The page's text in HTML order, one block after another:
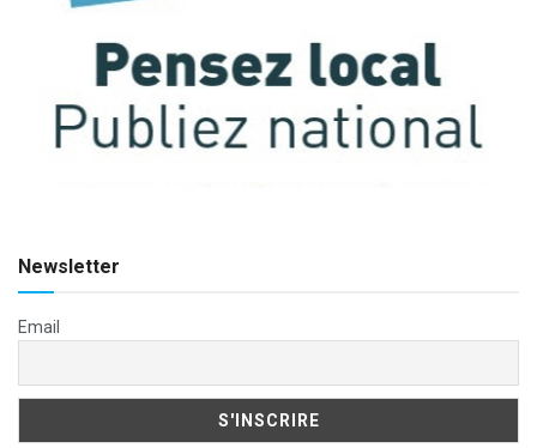
Newsletter
Email